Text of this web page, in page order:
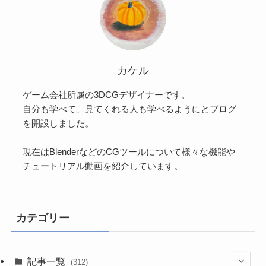
カケル
ゲーム会社所属の3DCGデザイナーです。
自分も学べて、見てくれる人も学べるようにとブログ
を開設しました。
現在はBlenderなどのCGツールについて様々な機能や
チュートリアル動画を紹介しています。
カテゴリー
記事一覧 (312)